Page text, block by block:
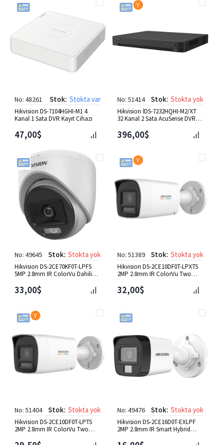
No: 48261 Stok: Stokta var
Hikvision DS-7104HGHI-M1 4
Kanal 1 Sata DVR Kayıt Cihazı
47,00$
Y
No: 51414 Stok: Stokta yok
Hikvision İDS-7232HQHI-M2/XT
32 Kanal 2 Sata AcuSense DVR
396,00$
No: 49645 Stok: Stokta yok
Hikvision DS-2CE70KF0T-LPFS
5MP 2.8mm IR ColorVu Dahili
33,00$
Y
No: 51389 Stok: Stokta yok
Hikvision DS-2CE10DF0T-LPXTS
2MP 2.8mm IR ColorVu Two
32,00$
Y
No: 51404 Stok: Stokta yok
Hikvision DS-2CE10DF0T-LPTS
2MP 2.8mm IR ColorVu Two
No: 49476 Stok: Stokta yok
Hikvision DS-2CE16D0T-EXLPF
2MP 2.8mm IR Smart Hybrid